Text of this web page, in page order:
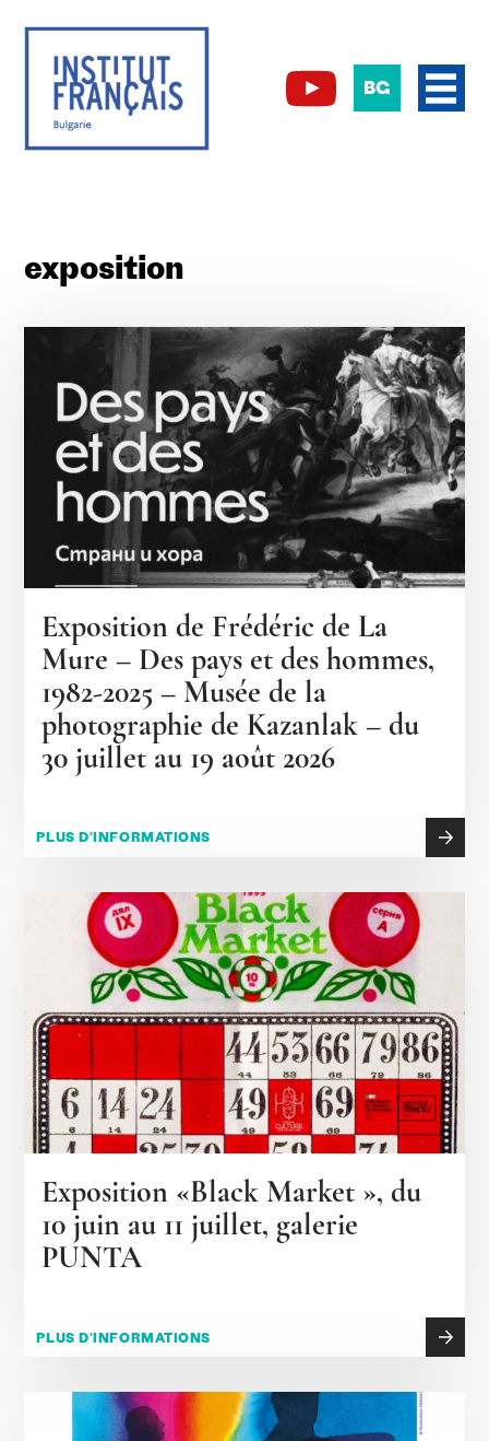
BG
exposition
Exposition de Frédéric de La
Mure – Des pays et des hommes,
1982-2025 – Musée de la
photographie de Kazanlak – du
30 juillet au 19 août 2026
PLUS D'INFORMATIONS
Exposition «Black Market », du
10 juin au 11 juillet, galerie
PUNTA
PLUS D'INFORMATIONS